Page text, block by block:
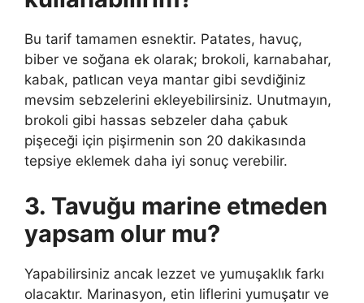
Bu tarif tamamen esnektir. Patates, havuç,
biber ve soğana ek olarak; brokoli, karnabahar,
kabak, patlıcan veya mantar gibi sevdiğiniz
mevsim sebzelerini ekleyebilirsiniz. Unutmayın,
brokoli gibi hassas sebzeler daha çabuk
pişeceği için pişirmenin son 20 dakikasında
tepsiye eklemek daha iyi sonuç verebilir.
3. Tavuğu marine etmeden
yapsam olur mu?
Yapabilirsiniz ancak lezzet ve yumuşaklık farkı
olacaktır. Marinasyon, etin liflerini yumuşatır ve